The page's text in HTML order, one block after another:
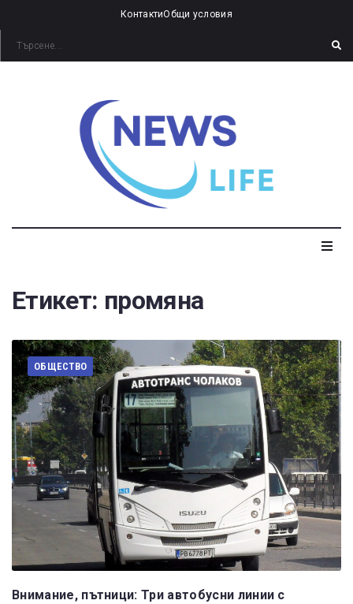
КонтактиОбщи условия
Етикет: промяна
ОБЩЕСТВО
Внимание, пътници: Три автобусни линии с